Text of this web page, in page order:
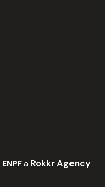
ENPFa Rokkr Agency